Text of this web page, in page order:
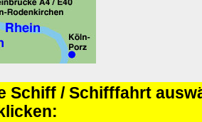
Schiff / Schifffahrt